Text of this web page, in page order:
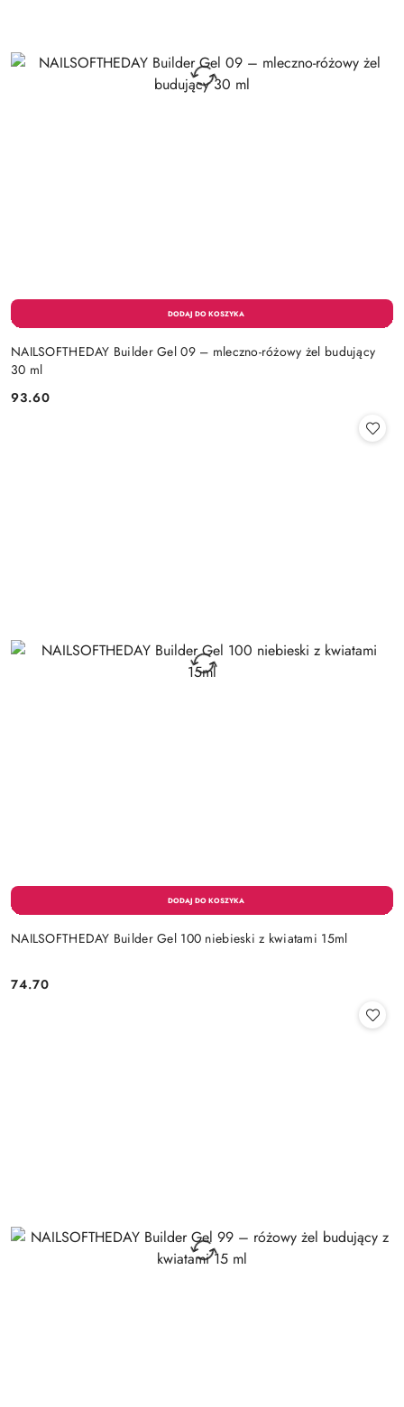
NAILSOFTHEDAY Builder Gel 09 – mleczno-różowy żel budujący
30 ml
Cena:
93.60
NAILSOFTHEDAY Builder Gel 100 niebieski z kwiatami 15ml
Cena:
74.70